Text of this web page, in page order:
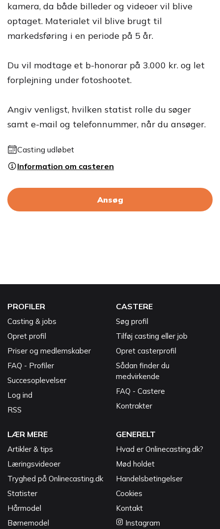
kamera, da både billeder og videoer vil blive
optaget. Materialet vil blive brugt til
markedsføring i en periode på 5 år.
Du vil modtage et b-honorar på 3.000 kr. og let
forplejning under fotoshootet.
Angiv venligst, hvilken statist rolle du søger
samt e-mail og telefonnummer, når du ansøger.
Casting udløbet
Information om casteren
Ansøg
PROFILER
Casting & jobs
Opret profil
Priser og medlemskaber
FAQ - Profiler
Succesoplevelser
Log ind
RSS
CASTERE
Søg profil
Tilføj casting eller job
Opret casterprofil
Sådan finder du
medvirkende
FAQ - Castere
Kontrakter
LÆR MERE
Artikler & tips
Læringsvideoer
Tryghed på Onlinecasting.dk
Statister
Hårmodel
Børnemodel
GENERELT
Hvad er Onlinecasting.dk?
Mød holdet
Handelsbetingelser
Cookies
Kontakt
Instagram